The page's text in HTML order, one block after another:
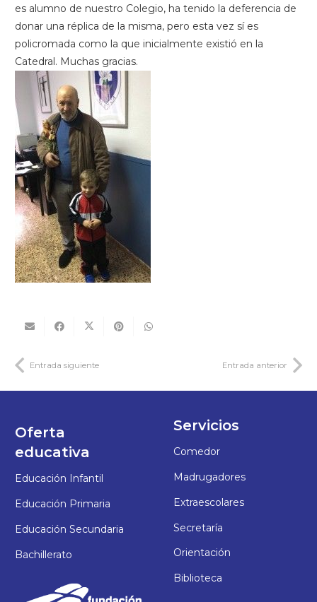
es alumno de nuestro Colegio, ha tenido la deferencia de
donar una réplica de la misma, pero esta vez sí es
policromada como la que inicialmente existió en la
Catedral. Muchas gracias.
Entrada siguiente Entrada anterior
Oferta
educativa
Educación Infantil
Educación Primaria
Educación Secundaria
Bachillerato
Servicios
Comedor
Madrugadores
Extraescolares
Secretaría
Orientación
Biblioteca